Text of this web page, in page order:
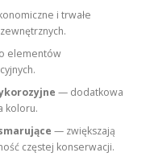
i trwałe
elementów
— dodatkowa
koloru.
— zwiększają
częstej konserwacji.